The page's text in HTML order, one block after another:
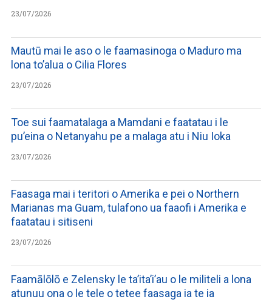
23/07/2026
Mautū mai le aso o le faamasinoga o Maduro ma
lona to’alua o Cilia Flores
23/07/2026
Toe sui faamatalaga a Mamdani e faatatau i le
pu’eina o Netanyahu pe a malaga atu i Niu Ioka
23/07/2026
Faasaga mai i teritori o Amerika e pei o Northern
Marianas ma Guam, tulafono ua faaofi i Amerika e
faatatau i sitiseni
23/07/2026
Faamālōlō e Zelensky le ta’ita’i’au o le militeli a lona
atunuu ona o le tele o tetee faasaga ia te ia